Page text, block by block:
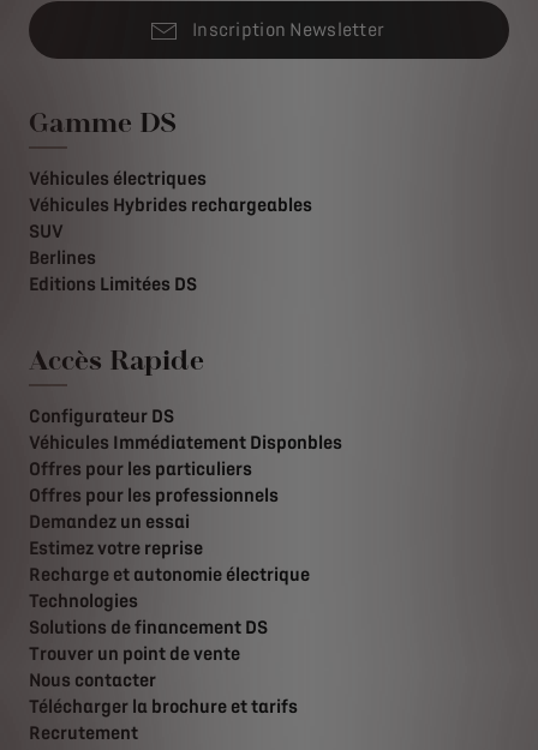
Inscription Newsletter
Gamme DS
Véhicules électriques
Véhicules Hybrides rechargeables
SUV
Berlines
Editions Limitées DS
Accès Rapide
Configurateur DS
Véhicules Immédiatement Disponbles
Offres pour les particuliers
Offres pour les professionnels
Demandez un essai
Estimez votre reprise
Recharge et autonomie électrique
Technologies
Solutions de financement DS
Trouver un point de vente
Nous contacter
Télécharger la brochure et tarifs
Recrutement